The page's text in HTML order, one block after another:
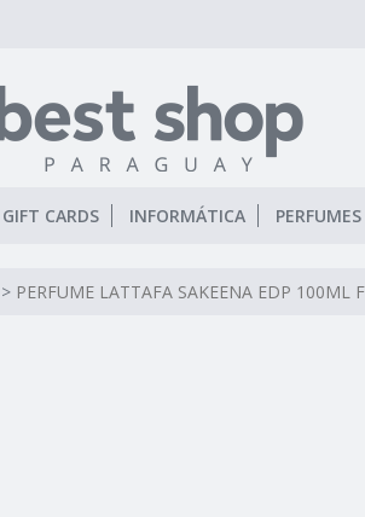
GIFT CARDS INFORMÁTICA
> PERFUME LATTAFA SAKEENA EDP 100ML